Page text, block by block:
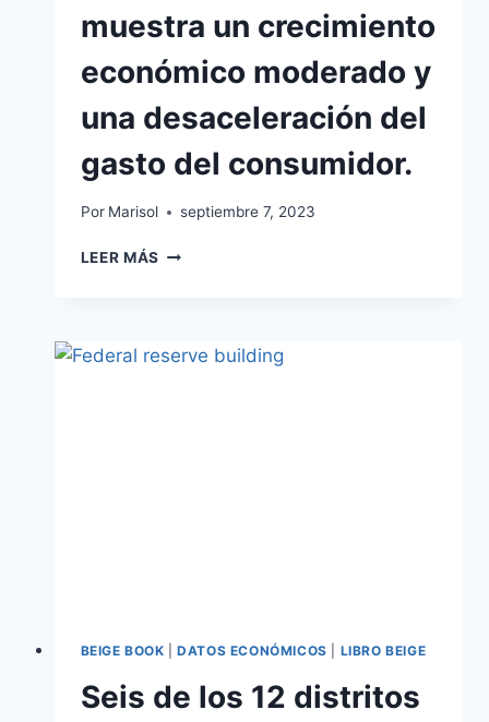
muestra un crecimiento
económico moderado y
una desaceleración del
gasto del consumidor.
Por Marisol septiembre 7, 2023
LEER MÁS
BEIGE BOOK |DATOS ECONÓMICOS LIBRO BEIGE
Seis de los 12 distritos